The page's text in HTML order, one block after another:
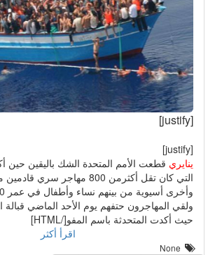
ينايري قطعت الأمم المتحدة الشك باليقين حين
التي كان تقل أكثرمن 800 مهاجر سري
ولقي المهاجرون حتفهم يوم الأحد الماضي قبالة
حيث أكدت المتحدثة باسم المفو[/HTML]
اقرأ أكثر
None